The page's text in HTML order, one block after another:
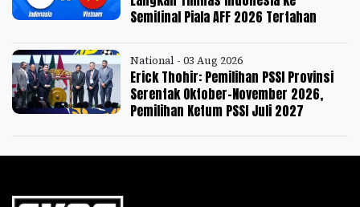
Semifinal Piala AFF 2026 Tertahan
National - 03 Aug 2026
Erick Thohir: Pemilihan PSSI Provinsi
Serentak Oktober-November 2026,
Pemilihan Ketum PSSI Juli 2027